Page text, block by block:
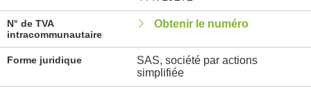
N° de TVA
intracommunautaire
Obtenir le numéro
Forme juridique
SAS, société par actions
simplifiée